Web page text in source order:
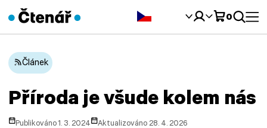
0
Článek
Příroda je všude kolem nás
Publikováno 1. 3. 2024
Aktualizováno 28. 4. 2026